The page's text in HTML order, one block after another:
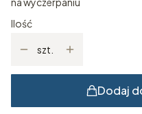
Ilość
szt.
Dodaj